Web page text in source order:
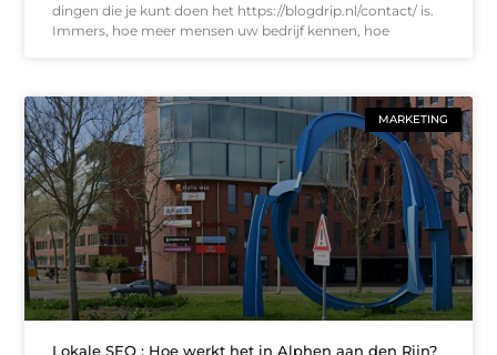
dingen die je kunt doen het https://blogdrip.nl/contact/ is.
Immers, hoe meer mensen uw bedrijf kennen, hoe
MARKETING
Lokale SEO : Hoe werkt het in Alphen aan den Rijn?